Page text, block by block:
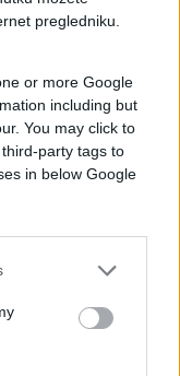
pregledniku.
or more Google
including but
You may click to
party tags to
in below Google
Poljaka, kojeg
toga uhitilo.
putnika jer se
pravila.
vlasti",rekao je